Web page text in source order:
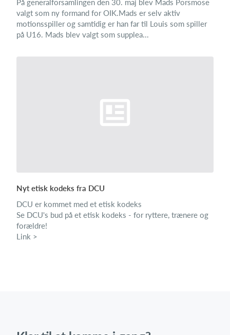
På generalforsamlingen den 30. maj blev Mads Porsmose
valgt som ny formand for OIK.Mads er selv aktiv
motionsspiller og samtidig er han far til Louis som spiller
på U16. Mads blev valgt som supplea...
Nyt etisk kodeks fra DCU
DCU er kommet med et etisk kodeks
Se DCU's bud på et etisk kodeks - for ryttere, trænere og
forældre!
Link >